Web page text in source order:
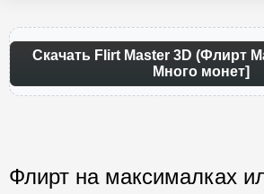
Скачать Flirt Master 3D (Флирт
Много монет]
Флирт на максималках